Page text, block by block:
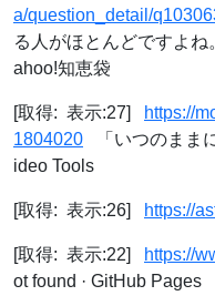
a/question_detail/
る人がほとんどですよ
ahoo!知恵袋
[取得: 表示:27]
https://
1804020 「いつのまま
ideo Tools
[取得: 表示:26] https://
[取得: 表示:22] https://
ot found · GitHub Pages